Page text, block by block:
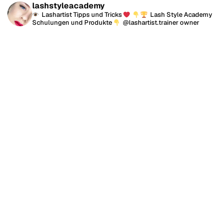
lashstyleacademy
Lashartist Tipps und Tricks
Lash Style Academy
Schulungen und Produkte
@lashartist.trainer owner